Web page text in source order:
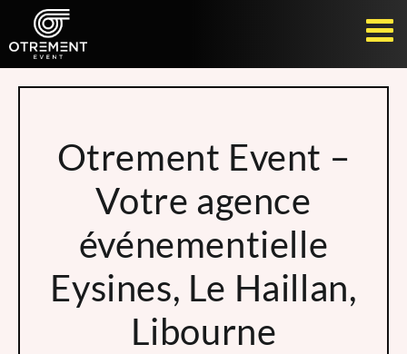
Passer
contenu
Otrement Event –
Votre agence
événementielle
Eysines, Le Haillan,
Libourne